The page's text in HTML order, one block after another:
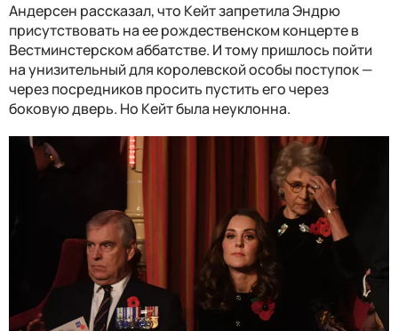
Андерсен рассказал, что Кейт запретила Эндрю
присутствовать на ее рождественском концерте в
Вестминстерском аббатстве. И тому пришлось пойти
на унизительный для королевской особы поступок —
через посредников просить пустить его через
боковую дверь. Но Кейт была неуклонна.